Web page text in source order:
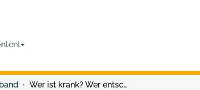
Wer ist krank? Wer entscheidet es?